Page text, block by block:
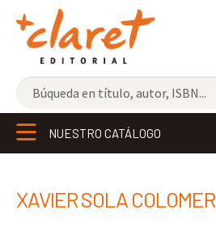
NOVEDADES
LOS MÁS VENDIDOS
NUESTRO CATÁLOGO
XAVIER SOLA COLOMER